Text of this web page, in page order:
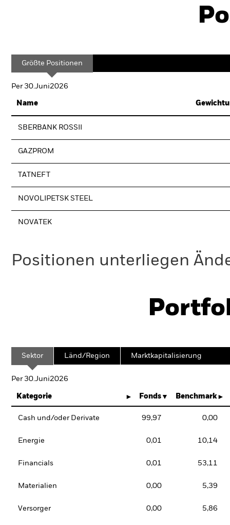
Größte Positionen
Per 30.Juni2026
Name
SBERBANK ROSSII
GAZPROM
TATNEFT
NOVOLIPETSK STEEL
NOVATEK
Positionen unterliegen
Sektor Länd/Region Marktkapitalisierung
Per 30.Juni2026
Kategorie Fonds Benchmark
Cash und/oder Derivate 99,97 0,00
Energie 0,01 10,14
Financials 0,01 53,11
Materialien 0,00 5,39
Versorger 0,00 5,86